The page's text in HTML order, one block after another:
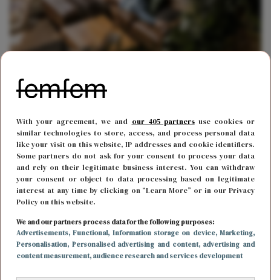
With your agreement, we and our 405 partnersuse cookies or
similar technologies to store, access, and process personal data
like your visit on this website, IP addresses and cookie identifiers.
Some partners do not ask for your consent to process your data
and rely on their legitimate business interest. You can withdraw
your consent or object to data processing based on legitimate
interest at any time by clicking on “Learn More” or in our Privacy
Policy on this website.
We and our partners process data for the following purposes:
Advertisements, Functional, Information storage on device, Marketing,
Personalisation, Personalised advertising and content, advertising and
content measurement, audience research and services development
FUN & LIVING 31 mei 2021 13:54
Gaan je planten snel dood? Speel een muziekje
voor ze af